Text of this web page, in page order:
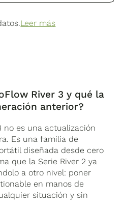
Leer más
River 3 y qué la
anterior?
no es una actualización
Es una familia de
diseñada desde cero
que la Serie River 2 ya
a otro nivel: poner
en manos de
situación y sin